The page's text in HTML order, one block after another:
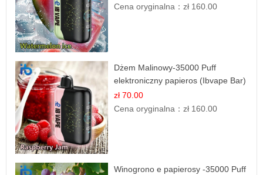
Cena oryginalna：zł 160.00
Dżem Malinowy-35000 Puff
elektroniczny papieros (Ibvape Bar)
zł 70.00
Cena oryginalna：zł 160.00
Winogrono e papierosy -35000 Puff